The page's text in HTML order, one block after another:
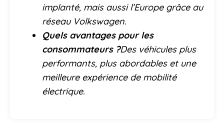
implanté, mais aussi l’Europe grâce au
réseau Volkswagen.
Quels avantages pour les
consommateurs ?Des véhicules plus
performants, plus abordables et une
meilleure expérience de mobilité
électrique.